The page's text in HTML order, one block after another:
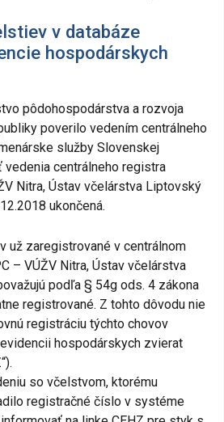
v databáze
hospodárskych
pôdohospodárstva a rozvoja
poverilo vedením centrálneho
služby Slovenskej
vedenia centrálneho registra
Nitra, Ústav včelárstva Liptovský
ukončená.
už zaregistrované v centrálnom
– VÚŽV Nitra, Ústav včelárstva
podľa § 54g ods. 4 zákona
registrované. Z tohto dôvodu nie
registráciu týchto chovov
hospodárskych zvierat
so včelstvom, ktorému
registračné číslo v systéme